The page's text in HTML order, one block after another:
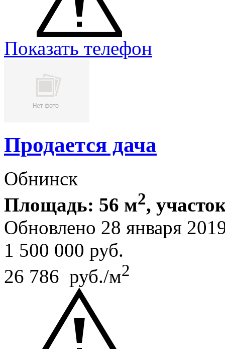
Показать телефон
Продается дача
Обнинск
Площадь: 56 м2,
Обновлено 28 января
1 500 000 руб.
26 786 руб./м2